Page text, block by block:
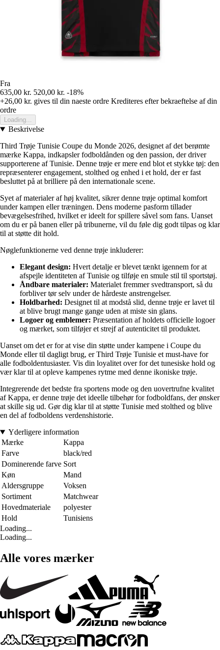
Fra
635,00 kr. 520,00 kr. -18%
+26,00 kr. gives til din naeste ordre Krediteres efter bekraeftelse af din
ordre
Loading...
Beskrivelse
Third Trøje Tunisie Coupe du Monde 2026, designet af det berømte
mærke Kappa, indkapsler fodboldånden og den passion, der driver
supporterene af Tunisie. Denne trøje er mere end blot et stykke tøj: den
repræsenterer engagement, stolthed og enhed i et hold, der er fast
besluttet på at brilliere på den internationale scene.
Syet af materialer af høj kvalitet, sikrer denne trøje optimal komfort
under kampen eller træningen. Dens moderne pasform tillader
bevægelsesfrihed, hvilket er ideelt for spillere såvel som fans. Uanset
om du er på banen eller på tribunerne, vil du føle dig godt tilpas og klar
til at støtte dit hold.
Nøglefunktionerne ved denne trøje inkluderer:
Elegant design: Hvert detalje er blevet tænkt igennem for at
afspejle identiteten af Tunisie og tilføje en smule stil til sportstøj.
Åndbare materialer: Materialet fremmer svedtransport, så du
forbliver tør selv under de hårdeste anstrengelser.
Holdbarhed: Designet til at modstå slid, denne trøje er lavet til
at blive brugt mange gange uden at miste sin glans.
Logoer og emblemer: Præsentation af holdets officielle logoer
og mærket, som tilføjer et strejf af autenticitet til produktet.
Uanset om det er for at vise din støtte under kampene i Coupe du
Monde eller til dagligt brug, er Third Trøje Tunisie et must-have for
alle fodboldentusiaster. Vis din loyalitet over for det tunesiske hold og
vær klar til at opleve kampenes rytme med denne ikoniske trøje.
Integrerende det bedste fra sportens mode og den uovertrufne kvalitet
af Kappa, er denne trøje det ideelle tilbehør for fodboldfans, der ønsker
at skille sig ud. Gør dig klar til at støtte Tunisie med stolthed og blive
en del af fodboldens verdenshistorie.
Yderligere information
Mærke
Kappa
Farve
black/red
Dominerende farve Sort
Køn
Mand
Aldersgruppe
Voksen
Sortiment
Matchwear
Hovedmateriale
polyester
Hold
Tunisiens
Loading...
Loading...
Alle vores mærker